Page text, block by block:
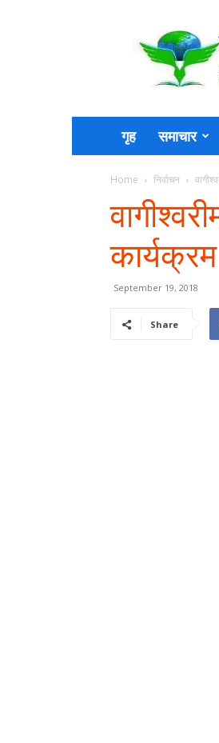
Sambahak
गृह समाचार
Home निर्वाचन
कार्यक्रम
September 19, 2018
Share